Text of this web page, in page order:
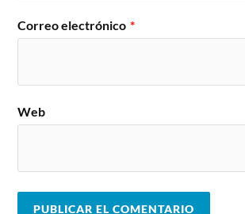
Correo electrónico *
Web